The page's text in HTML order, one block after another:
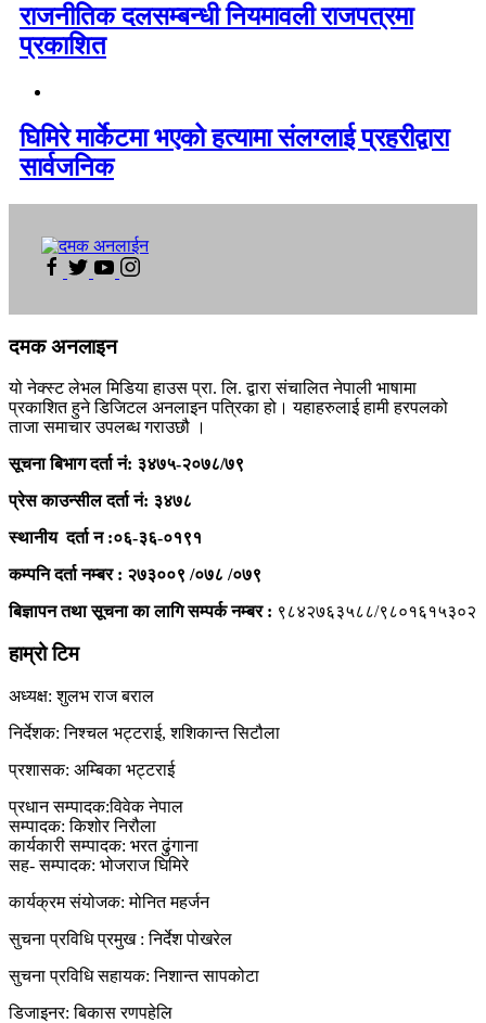
राजनीतिक दलसम्बन्धी नियमावली राजपत्रमा
प्रकाशित
घिमिरे मार्केटमा भएको हत्यामा संलग्लाई प्रहरीद्वारा
सार्वजनिक
दमक अनलाइन
यो नेक्स्ट लेभल मिडिया हाउस प्रा. लि. द्वारा संचालित नेपाली भाषामा
प्रकाशित हुने डिजिटल अनलाइन पत्रिका हो। यहाहरुलाई हामी हरपलको
ताजा समाचार उपलब्ध गराउछौ ।
सूचना बिभाग दर्ता नं: ३४७५-२०७८/७९
प्रेस काउन्सील दर्ता नं: ३४७८
स्थानीय दर्ता न :०६-३६-०१९१
कम्पनि दर्ता नम्बर : २७३००९ /०७८ /०७९
बिज्ञापन तथा सूचना का लागि सम्पर्क नम्बर : ९८४२७६३५८८/९८०१६१५३०२
हाम्रो टिम
अध्यक्ष: शुलभ राज बराल
निर्देशक: निश्चल भट्टराई, शशिकान्त सिटौला
प्रशासक: अम्बिका भट्टराई
प्रधान सम्पादक:विवेक नेपाल
सम्पादक: किशोर निरौला
कार्यकारी सम्पादक: भरत ढुंगाना
सह- सम्पादक: भोजराज घिमिरे
कार्यक्रम संयोजक: मोनित महर्जन
सुचना प्रविधि प्रमुख : निर्देश पोखरेल
सुचना प्रविधि सहायक: निशान्त सापकोटा
डिजाइनर: बिकास रणपहेलि